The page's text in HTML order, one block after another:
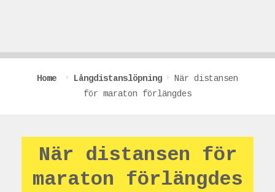
Home Långdistanslöpning
När distansen
för maraton förlängdes
När distansen för
maraton förlängdes